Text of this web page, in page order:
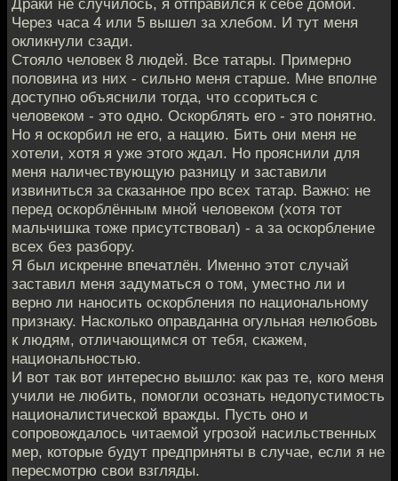
Драки не случилось, я отправился к себе домой.
Через часа 4 или 5 вышел за хлебом. И тут меня
окликнули сзади.
Стояло человек 8 людей. Все татары. Примерно
половина из них - сильно меня старше. Мне вполне
доступно объяснили тогда, что ссориться с
человеком - это одно. Оскорблять его - это понятно.
Но я оскорбил не его, а нацию. Бить они меня не
хотели, хотя я уже этого ждал. Но прояснили для
меня наличествующую разницу и заставили
извиниться за сказанное про всех татар. Важно: не
перед оскорблённым мной человеком (хотя тот
мальчишка тоже присутствовал) - а за оскорбление
всех без разбору.
Я был искренне впечатлён. Именно этот случай
заставил меня задуматься о том, уместно ли и
верно ли наносить оскорбления по национальному
признаку. Насколько оправданна огульная нелюбовь
к людям, отличающимся от тебя, скажем,
национальностью.
И вот так вот интересно вышло: как раз те, кого меня
учили не любить, помогли осознать недопустимость
националистической вражды. Пусть оно и
сопровождалось читаемой угрозой насильственных
мер, которые будут предприняты в случае, если я не
пересмотрю свои взгляды.